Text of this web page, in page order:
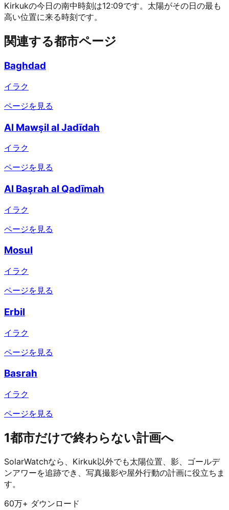
Kirkukの今日の南中時刻は12:09です。太陽がその日の最も
高い位置に来る時刻です。
関連する都市ページ
Baghdad
イラク
ページを見る
Al Mawşil al Jadīdah
イラク
ページを見る
Al Başrah al Qadīmah
イラク
ページを見る
Mosul
イラク
ページを見る
Erbil
イラク
ページを見る
Basrah
イラク
ページを見る
1都市だけで終わらない計画へ
SolarWatchなら、Kirkuk以外でも太陽位置、影、ゴールデ
ンアワーを追跡でき、写真撮影や屋外行動の計画に役立ちま
す。
60万+ ダウンロード